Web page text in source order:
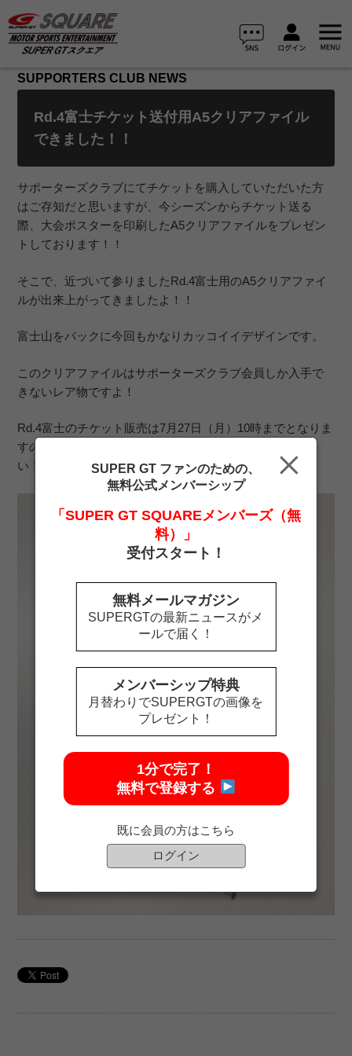
SUPPORTERS CLUB NEWS
Rd.4富士チケット送付用A5クリアファイル
できました！！
サポーターズクラブにてチケットを購入していただいた方
はご存知だと思いますが、今シーズンからチケット送る
際、大会ポスターを印刷したA5クリアファイルをプレゼン
トしております！！
そこで、近づいて参りましたRd.4富士用のA5クリアファイ
ルが出来上がってきましたよ！！
富士山をバックに今回もかなりカッコイイデザインです。
このクリアファイルはサポーターズクラブ会員しか入手で
きないレア物ですよ！
Rd.4富士のチケット販売は7月27日（月）10時までとなりま
すので、まだ購入していないという方はお急ぎくださ
い！！
SUPER GT ファンのための、
無料公式メンバーシップ
「SUPER GT SQUAREメンバーズ（無
料）」
受付スタート！
無料メールマガジン
SUPERGTの最新ニュースがメ
ールで届く！
メンバーシップ特典
月替わりでSUPERGTの画像を
プレゼント！
1分で完了！
無料で登録する
既に会員の方はこちら
ログイン